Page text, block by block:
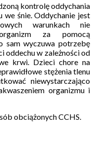
kontrolę oddychania
we śnie. Oddychanie jest
warunkach nie
za pomocą
sam wyczuwa potrzebę
oddechu w zależności od
krwi. Dzieci chore na
stężenia tlenu
niewystarczająco
organizmu i
obciążonych CCHS.